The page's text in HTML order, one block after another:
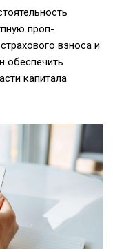
проп-
взноса и
обеспечить
капитала